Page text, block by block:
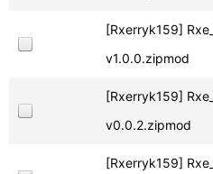
[Rxerryk159]
v1.0.0.zipmod
[Rxerryk159]
v0.0.2.zipmod
[Rxerryk159]